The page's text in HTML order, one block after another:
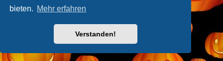
bieten. Mehr erfahren
Verstanden!